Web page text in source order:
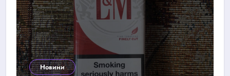
Новини